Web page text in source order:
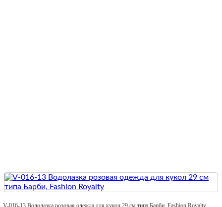
V-016-13 Водолазка розовая одежда для кукол 29 см типа Барби, Fashion Royalty